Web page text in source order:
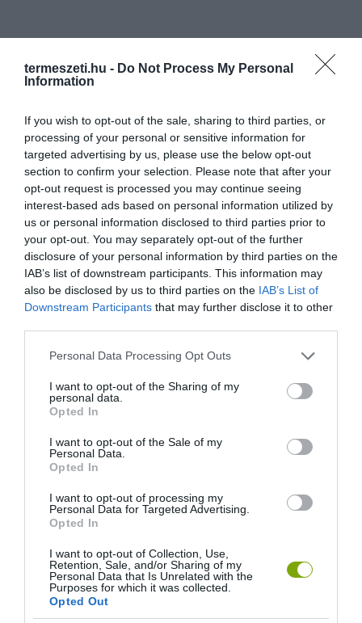
termeszeti.hu - Do Not Process My Personal
Information
If you wish to opt-out of the sale, sharing to third parties, or
processing of your personal or sensitive information for
targeted advertising by us, please use the below opt-out
section to confirm your selection. Please note that after your
opt-out request is processed you may continue seeing
interest-based ads based on personal information utilized by
us or personal information disclosed to third parties prior to
your opt-out. You may separately opt-out of the further
disclosure of your personal information by third parties on the
IAB’s list of downstream participants. This information may
also be disclosed by us to third parties on the IAB’s List of
Downstream Participants that may further disclose it to other
Please note that this website/app uses one or more Google
not limited to your visit or usage behaviour. You may click to
grant or deny consent to Google and its third-party tags to
use your data for below specified purposes in below Google
consent section.
Personal Data Processing Opt Outs
I want to opt-out of the Sharing of my
personal data.
Opted In
I want to opt-out of the Sale of my
Personal Data.
Opted In
I want to opt-out of processing my
Personal Data for Targeted Advertising.
Opted In
I want to opt-out of Collection, Use,
Retention, Sale, and/or Sharing of my
Personal Data that Is Unrelated with the
Purposes for which it was collected.
Opted Out
ELŐZŐ CIKK
SERTÉSPESTIST TALÁLTAK BUDAKESZINÉL A VADDISZNÓKBAN,
MEGKEZDTÉK A LEÖLÉSÜKET
HASONLÓ ÉRDEKESSÉGEK